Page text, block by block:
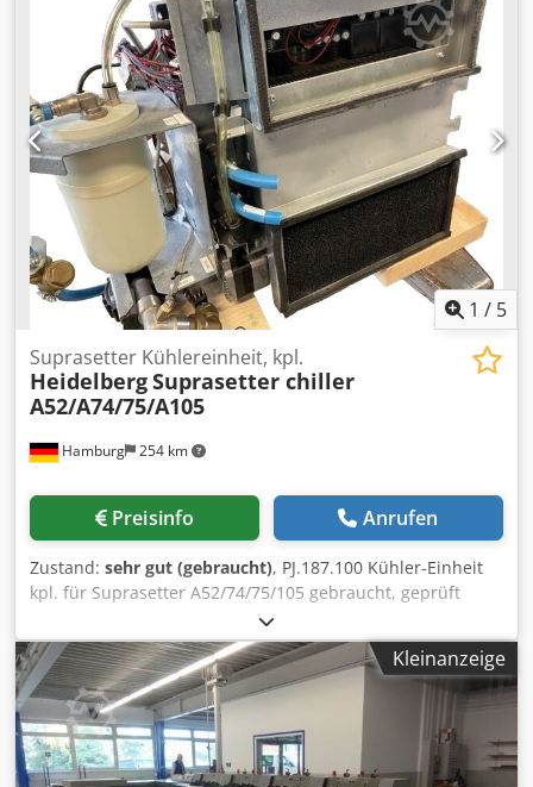
online zig/zag unit Panel Operation and Controls, Stau /
Jamming Doppelbogen- und Fehlbogenkontrolle / double-
sheet and no-sheet control Pre-set counter - Full receiving
Tray Handnbücher / Manuals Online-Video-Inspection by
Skype-Video We would be very pleased with your visit -
more machines on Stock Available Immediately - Can be
inspect On Stock Emskirchen / Nürnberg - Can be test
Dsdpfx Ajh Uk E Sscqokr
1 / 5
Hamburg 254 km
Suprasetter Kühlereinheit, kpl.
HeidelbergSuprasetter chiller
A52/A74/75/A105
Preisinfo Anrufen
Zustand: sehr gut (gebraucht), PJ.187.100 Kühler-Einheit
kpl. für Suprasetter A52/74/75/105 gebraucht, geprüft
Dkjdpfxogzbwme Acqer Alle Angebote sind freibleibend
Kleinanzeige